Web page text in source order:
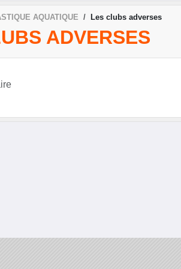
AQUATIQUE Les clubs adverses
ADVERSES